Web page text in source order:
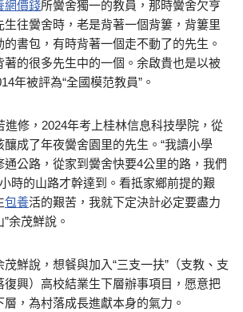
網價錢所黌舍獨一的教員，那時黌舍欠亨
往黌舍時，老是背著一個背簍，背簍里
書包，有時背著一個走不動了的先生。
著的很多先生中的一個。余啟貴也是以被
年被評為“全國模范教員”。
進修，2024年考上桂林信息科技學院，從
成了年夜黌舍園里的先生。“我讀小學
通公路，從家到黌舍快要4公里的路，我們
時的山路才幹達到。看抵家鄉前提的艱
包養活的艱苦，我就下定決計必定要盡力
余茂鮮說。
鮮說，想餐與加入“三支一扶”（支教、支
復興）高校結業生下層辦事項目，愿意把
，為村落成長進獻本身的氣力。